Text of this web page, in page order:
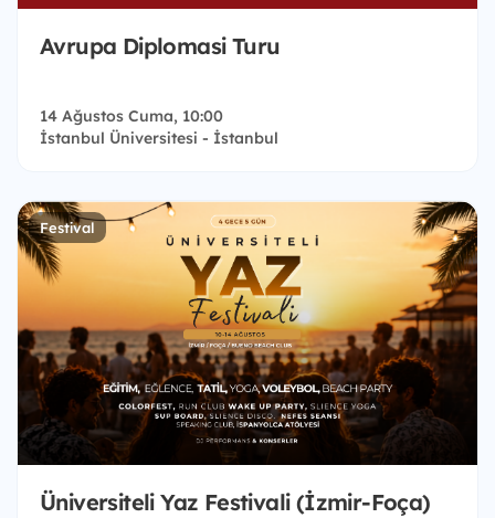
Avrupa Diplomasi Turu
14 Ağustos Cuma, 10:00
İstanbul Üniversitesi - İstanbul
Festival
Üniversiteli Yaz Festivali (İzmir-Foça)